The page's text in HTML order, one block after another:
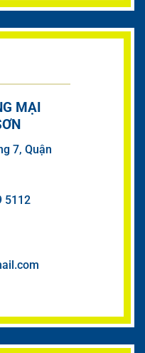
MẠI
7, Quận
5112